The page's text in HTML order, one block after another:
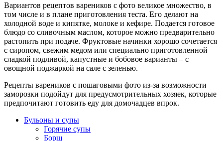
Вариантов рецептов вареников с фото великое множество, в
том числе и в плане приготовления теста. Его делают на
холодной воде и кипятке, молоке и кефире. Подается готовое
блюдо со сливочным маслом, которое можно предварительно
растопить при подаче. Фруктовые начинки хорошо сочетается
с сиропом, свежим медом или специально приготовленной
сладкой подливой, капустные и бобовое варианты – с
овощной поджаркой на сале с зеленью.
Рецепты вареников с пошаговыми фото из-за возможности
заморозки подойдут для предусмотрительных хозяек, которые
предпочитают готовить еду для домочадцев впрок.
Бульоны и супы
Горячие супы
Борщ